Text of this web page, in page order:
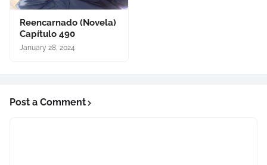
Reencarnado (Novela)
Capítulo 490
January 28, 2024
Post a Comment